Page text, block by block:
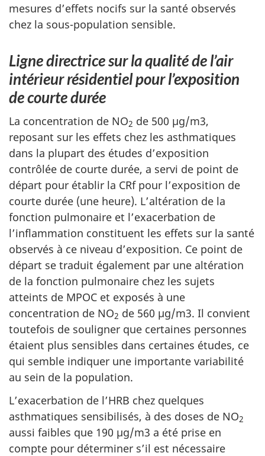
mesures d’effets nocifs sur la santé observés
chez la sous-population sensible.
Ligne directrice sur la qualité de l’air
intérieur résidentiel pour l’exposition
de courte durée
La concentration de NO2 de 500 µg/m3,
reposant sur les effets chez les asthmatiques
dans la plupart des études d’exposition
contrôlée de courte durée, a servi de point de
départ pour établir la CRf pour l’exposition de
courte durée (une heure). L’altération de la
fonction pulmonaire et l’exacerbation de
l’inflammation constituent les effets sur la santé
observés à ce niveau d’exposition. Ce point de
départ se traduit également par une altération
de la fonction pulmonaire chez les sujets
atteints de MPOC et exposés à une
concentration de NO2 de 560 µg/m3. Il convient
toutefois de souligner que certaines personnes
étaient plus sensibles dans certaines études, ce
qui semble indiquer une importante variabilité
au sein de la population.
L’exacerbation de l’HRB chez quelques
asthmatiques sensibilisés, à des doses de NO2
aussi faibles que 190 µg/m3 a été prise en
compte pour déterminer s’il est nécessaire